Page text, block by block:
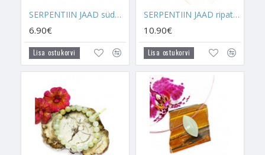
näitama ja see aitab mõista selle väärtust. Serpentiin Jaad
tõstab meeleolu ja juba sellepärast on seda kasulik enda elus
hoida. Kristall, mis suudab sind positiivsena ja lootusrikkana
hoida hoolimata olukorrast, mis sinu elus parasjagu on.
Kristall, mis toob armastuseõnne ja headust sinu teele.
Feng Shui järgi sobib Serpentiin Jaad suurepäraselt rahavoolu
aktiveerimiseks Ida-ilmakaares. Aidates parandada hetkelist
majanduslikku seisu. Tuues Sinu ellu ideid ja võimalusi,
blokeerides ebaõnne energiat.
POOLKUUsümboliseerib uuendusi, uut algust, uusi võimalusi,
SERPENTIIN JAAD süda ripats
6.90€
Lisa ostukorvi
SERPENTIIN JAAD ripats konn (metall)
10.90€
Lisa ostukorvi